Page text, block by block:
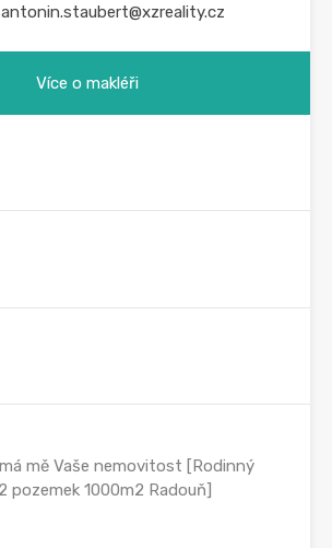
antonin.staubert@xzreality.cz
Více o makléři